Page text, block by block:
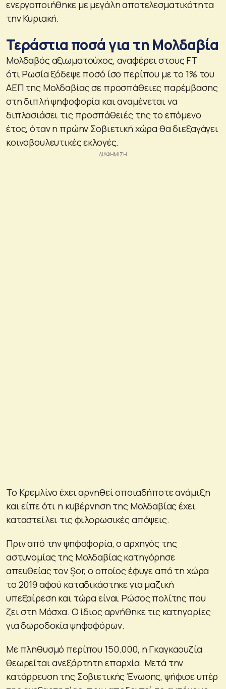
ενεργοποιήθηκε με μεγάλη αποτελεσματικότητα
την Κυριακή.
Τεράστια ποσά για τη Μολδαβία
Μολδαβός αξιωματούχος, αναφέρει στους FT
ότι Ρωσία ξόδεψε ποσό ίσο περίπου με το 1% του
ΑΕΠ της Μολδαβίας σε προσπάθειες παρέμβασης
στη διπλή ψηφοφορία και αναμένεται να
διπλασιάσει τις προσπάθειές της το επόμενο
έτος, όταν η πρώην Σοβιετική χώρα θα διεξαγάγει
κοινοβουλευτικές εκλογές.
Το Κρεμλίνο έχει αρνηθεί οποιαδήποτε ανάμιξη
και είπε ότι η κυβέρνηση της Μολδαβίας έχει
καταστείλει τις φιλορωσικές απόψεις.
Πριν από την ψηφοφορία, ο αρχηγός της
αστυνομίας της Μολδαβίας κατηγόρησε
απευθείας τον Șor, ο οποίος έφυγε από τη χώρα
το 2019 αφού καταδικάστηκε για μαζική
υπεξαίρεση και τώρα είναι Ρώσος πολίτης που
ζει στη Μόσχα. Ο ίδιος αρνήθηκε τις κατηγορίες
για δωροδοκία ψηφοφόρων.
Με πληθυσμό περίπου 150.000, η ​​Γκαγκαουζία
θεωρείται ανεξάρτητη επαρχία. Μετά την
κατάρρευση της Σοβιετικής Ένωσης, ψήφισε υπέρ